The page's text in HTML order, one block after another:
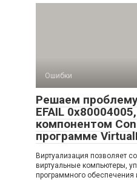
Ошибки
Решаем
EFAIL
компонентом
программе
Виртуализация позволяет
виртуальные компьютеры,
программного